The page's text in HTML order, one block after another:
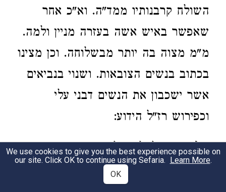
השולח קרבנותיו ממד"ה. וא"כ אחר
שאפשר באיש אשה בעזרה מניין ולמה.
מ"מ מצוה בה יותר מבשלוחה. וכן מצינו
בכתוב בנשים הצובאות. ושנוי בנביאים
אשר ישכבון את הנשים דבני עלי
וכפירוש רז"ל הידוע:
3 אלאשיש לחלק דילמא מחוסרי כפרה
לא סגי להו לכתחלה בלא עמידה על
We use cookies to give you the best experience possible on
our site. Click OK to continue using Sefaria. Learn More.
OK